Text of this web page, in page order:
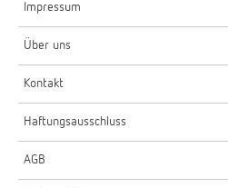
Impressum
Über uns
Kontakt
Haftungsausschluss
AGB